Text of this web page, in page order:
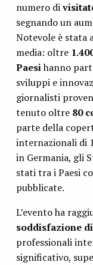
numero di
segnando un
Notevole è stata
media: oltre
Paesihanno
sviluppi e
giornalisti
tenuto oltre 80
parte della
internazionali di
in Germania, gli
stati tra i Paesi
pubblicate.
L’evento ha
soddisfazione
professionali
significativo,